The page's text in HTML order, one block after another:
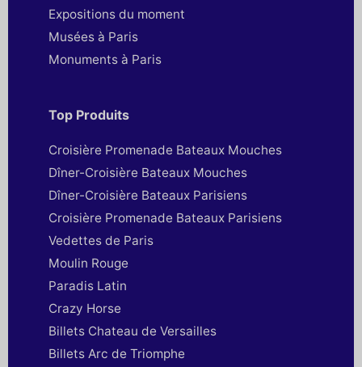
Expositions du moment
Musées à Paris
Monuments à Paris
Top Produits
Croisière Promenade Bateaux Mouches
Dîner-Croisière Bateaux Mouches
Dîner-Croisière Bateaux Parisiens
Croisière Promenade Bateaux Parisiens
Vedettes de Paris
Moulin Rouge
Paradis Latin
Crazy Horse
Billets Chateau de Versailles
Billets Arc de Triomphe